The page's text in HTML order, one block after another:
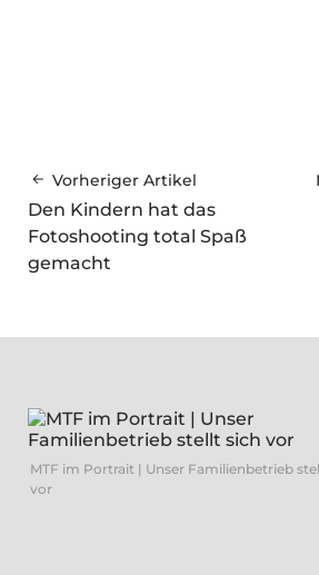
Vorheriger Artikel
Den Kindern hat das
Fotoshooting total Spaß
gemacht
MTF im Portrait | Unser Familienbetrieb
vor